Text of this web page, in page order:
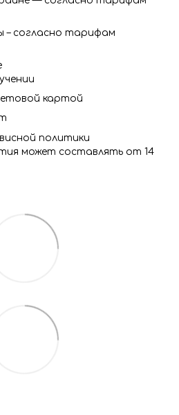
– согласно тарифам
картой
политики
может составлять от 14